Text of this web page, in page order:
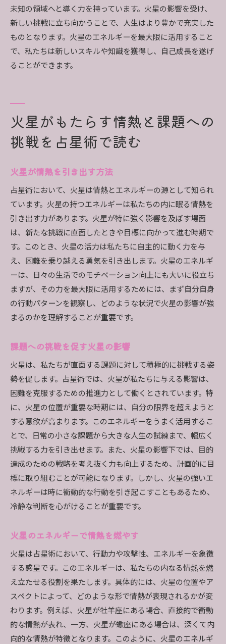
未知の領域へと導く力を持っています。火星の影響を受け、
新しい挑戦に立ち向かうことで、人生はより豊かで充実した
ものとなります。火星のエネルギーを最大限に活用すること
で、私たちは新しいスキルや知識を獲得し、自己成長を遂げ
ることができます。
火星がもたらす情熱と課題への
挑戦を占星術で読む
火星が情熱を引き出す方法
占星術において、火星は情熱とエネルギーの源として知られ
ています。火星の持つエネルギーは私たちの内に眠る情熱を
引き出す力があります。火星が特に強く影響を及ぼす場面
は、新たな挑戦に直面したときや目標に向かって進む時期で
す。このとき、火星の活力は私たちに自主的に動く力を与
え、困難を乗り越える勇気を引き出します。火星のエネルギ
ーは、日々の生活でのモチベーション向上にも大いに役立ち
ますが、その力を最大限に活用するためには、まず自分自身
の行動パターンを観察し、どのような状況で火星の影響が強
まるのかを理解することが重要です。
課題への挑戦を促す火星の影響
火星は、私たちが直面する課題に対して積極的に挑戦する姿
勢を促します。占星術では、火星が私たちに与える影響は、
困難を克服するための推進力として働くとされています。特
に、火星の位置が重要な時期には、自分の限界を超えようと
する意欲が高まります。このエネルギーをうまく活用するこ
とで、日常の小さな課題から大きな人生の試練まで、幅広く
挑戦する力を引き出せます。また、火星の影響下では、目的
達成のための戦略を考え抜く力も向上するため、計画的に目
標に取り組むことが可能になります。しかし、火星の強いエ
ネルギーは時に衝動的な行動を引き起こすこともあるため、
冷静な判断を心がけることが重要です。
火星のエネルギーで情熱を燃やす
火星は占星術において、行動力や攻撃性、エネルギーを象徴
する惑星です。このエネルギーは、私たちの内なる情熱を燃
え立たせる役割を果たします。具体的には、火星の位置やア
スペクトによって、どのような形で情熱が表現されるかが変
わります。例えば、火星が牡羊座にある場合、直接的で衝動
的な情熱が表れ、一方、火星が蠍座にある場合は、深くて内
向的な情熱が特徴となります。このように、火星のエネルギ